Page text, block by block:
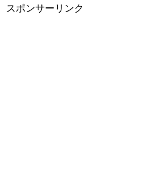
スポンサーリンク